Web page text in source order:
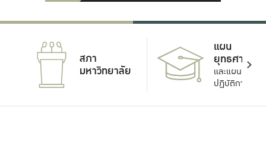
สภา
มหาวิทยาลัย
แผน
ยุทธศาสตร์
และแผน
ปฏิบัติการ